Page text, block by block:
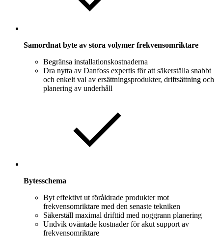
Samordnat byte av stora volymer frekvensomriktare
Begränsa installationskostnaderna
Dra nytta av Danfoss expertis för att säkerställa snabbt
och enkelt val av ersättningsprodukter, driftsättning och
planering av underhåll
Bytesschema
Byt effektivt ut föråldrade produkter mot
frekvensomriktare med den senaste tekniken
Säkerställ maximal drifttid med noggrann planering
Undvik oväntade kostnader för akut support av
frekvensomriktare